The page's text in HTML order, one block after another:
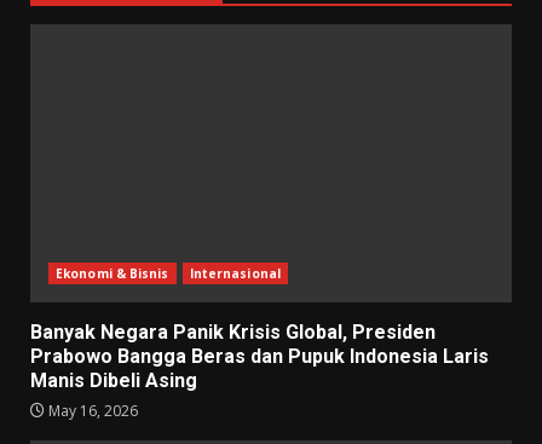
Ekonomi & Bisnis Internasional
Banyak Negara Panik Krisis Global, Presiden
Prabowo Bangga Beras dan Pupuk Indonesia Laris
Manis Dibeli Asing
May 16, 2026